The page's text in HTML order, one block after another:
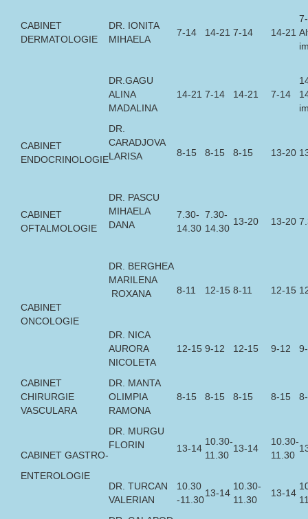
CABINET
DERMATOLOGIE
DR. IONITA
MIHAELA
7-14 14-21 7-14 14-21
DR.GAGU
ALINA
MADALINA
14-21 7-14 14-21 7-14
CABINET
ENDOCRINOLOGIE
DR.
CARADJOVA
LARISA
8-15 8-15 8-15 13-20
CABINET
OFTALMOLOGIE
DR. PASCU
MIHAELA
DANA
7.30-
14.30
7.30-
14.30
13-20 13-20
CABINET
ONCOLOGIE
DR. BERGHEA
MARILENA
ROXANA
8-11 12-15 8-11 12-15
DR. NICA
AURORA
NICOLETA
12-15 9-12 12-15 9-12
CABINET
CHIRURGIE
VASCULARA
DR. MANTA
OLIMPIA
RAMONA
8-15 8-15 8-15 8-15
CABINET GASTRO-
ENTEROLOGIE
DR. MURGU
FLORIN
13-14
10.30-
11.30
13-14
10.30-
11.30
DR. TURCAN
VALERIAN
10.30
-11.30
13-14
10.30-
11.30
13-14